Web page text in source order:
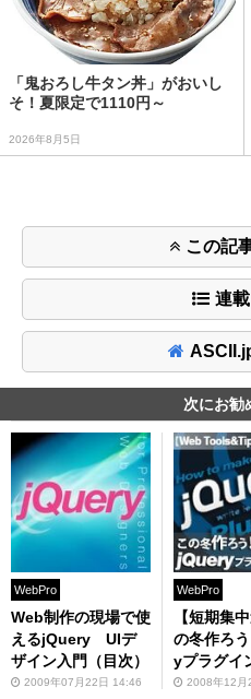
「鬼おろし牛タン丼」がおいし
そ！夏限定で1110円～
2026年8月5日
この記
連
次にお勧
WebPro
Web制作の現場で使
えるjQuery UIデ
ザイン入門（目次）
2009年07月22日 14:46
WebPro
【短期集
の冬作ろ
yプラグイ
2008年12月